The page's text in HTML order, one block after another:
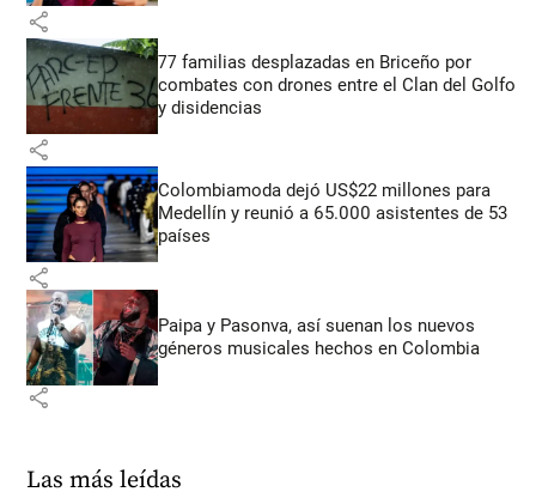
share
77 familias desplazadas en Briceño por
combates con drones entre el Clan del Golfo
y disidencias
share
Colombiamoda dejó US$22 millones para
Medellín y reunió a 65.000 asistentes de 53
países
share
Paipa y Pasonva, así suenan los nuevos
géneros musicales hechos en Colombia
share
Las más leídas